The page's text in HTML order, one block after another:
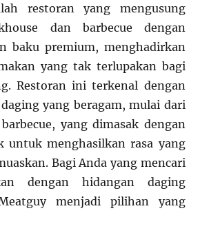
restoran yang mengusung
dan barbecue dengan
baku premium, menghadirkan
yang tak terlupakan bagi
Restoran ini terkenal dengan
yang beragam, mulai dari
yang dimasak dengan
untuk menghasilkan rasa yang
Bagi Anda yang mencari
dengan hidangan daging
menjadi pilihan yang